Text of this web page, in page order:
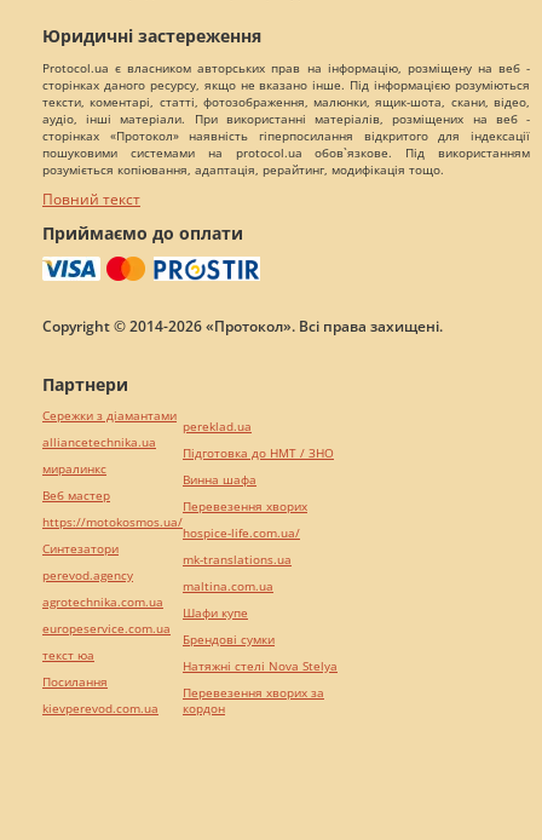
Юридичні застереження
Protocol.ua є власником авторських прав на інформацію, розміщену на веб -
сторінках даного ресурсу, якщо не вказано інше. Під інформацією розуміються
тексти, коментарі, статті, фотозображення, малюнки, ящик-шота, скани, відео,
аудіо, інші матеріали. При використанні матеріалів, розміщених на веб -
сторінках «Протокол» наявність гіперпосилання відкритого для індексації
пошуковими системами на protocol.ua обов`язкове. Під використанням
розуміється копіювання, адаптація, рерайтинг, модифікація тощо.
Повний текст
Приймаємо до оплати
Copyright © 2014-2026 «Протокол». Всі права захищені.
Партнери
Сережки з діамантами
alliancetechnika.ua
миралинкс
Веб мастер
https://motokosmos.ua/
Синтезатори
perevod.agency
agrotechnika.com.ua
europeservice.com.ua
текст юа
Посилання
kievperevod.com.ua
pereklad.ua
Підготовка до НМТ / ЗНО
Винна шафа
Перевезення хворих
hospice-life.com.ua/
mk-translations.ua
maltina.com.ua
Шафи купе
Брендові сумки
Натяжні стелі Nova Stelya
Перевезення хворих за
кордон